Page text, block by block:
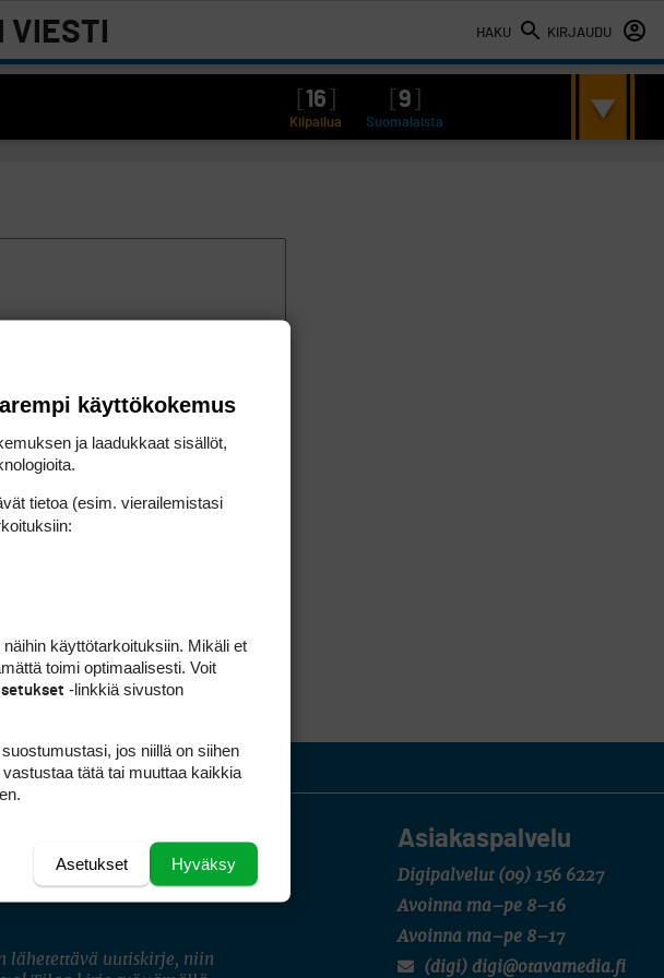
HAKU KIRJAUDU
VIESTI
16 9
Kilpailua Suomalaista
Asiakaspalvelu
Digipalvelut (09) 156 6227
Avoinna ma–pe 8–16
Avoinna ma–pe 8–17
(digi) digi@otavamedia.fi
lähetettävä uutiskirje, niin
käyttökokemus
ja laadukkaat sisällöt,
tietoa (esim. vierailemis­tasi
käyttötarkoituksiin. Mikäli et
toimi optimaalisesti. Voit
-linkkiä sivuston
jos niillä on siihen
tätä tai muuttaa kaikkia
Hyväksy
Asetukset